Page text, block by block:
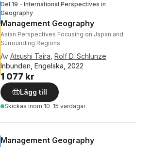
Del 19 - International Perspectives in
Geography
Management Geography
Asian Perspectives Focusing on Japan and
Surrounding Regions
Av Atsushi Taira Rolf D. Schlunze
Inbunden, Engelska, 2022
1 077 kr
Lägg till
Skickas inom 10-15 vardagar
Management Geography